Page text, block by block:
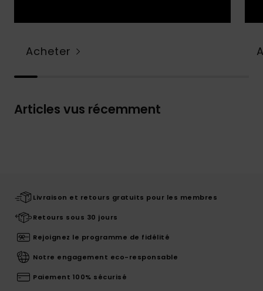
Acheter
Articles vus récemment
Livraison et retours gratuits pour les membres
Retours sous 30 jours
Rejoignez le programme de fidélité
Notre engagement eco-responsable
Paiement 100% sécurisé